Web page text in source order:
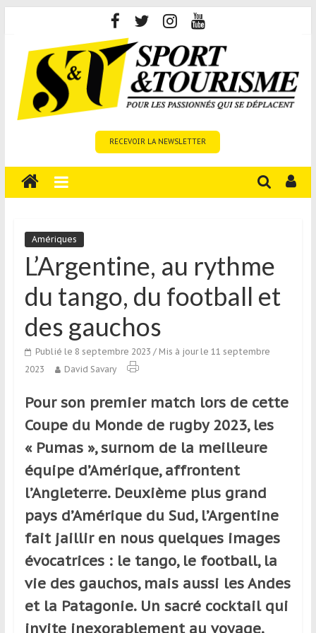
content
Tourisme
est
média
sur
tourisme
sportif
qui
aux
voyageurs
ou
réguliers,
pratiquants,
ou
simples
spectateurs
de
sport,
qui
se
en
RECEVOIR LA NEWSLETTER
Amériques
L’Argentine, au rythme
du tango, du football et
des gauchos
Publié le 8 septembre 2023 / Mis à jour le 11 septembre
2023
David Savary
Pour son premier match lors de cette
Coupe du Monde de rugby 2023, les
« Pumas », surnom de la meilleure
équipe d’Amérique, affrontent
l’Angleterre. Deuxième plus grand
pays d’Amérique du Sud, l’Argentine
fait jaillir en nous quelques images
évocatrices : le tango, le football, la
vie des gauchos, mais aussi les Andes
et la Patagonie. Un sacré cocktail qui
invite inexorablement au voyage.